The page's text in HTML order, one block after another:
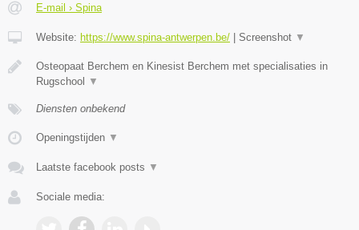
E-mail › Spina
Website: https://www.spina-antwerpen.be/ Screenshot ▼
Osteopaat Berchem en Kinesist Berchem met specialisaties in
Rugschool
▼
Diensten onbekend
Openingstijden ▼
Laatste facebook posts ▼
Sociale media: